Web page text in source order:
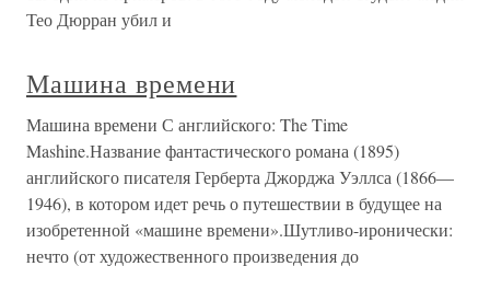
Тео Дюрран убил и
Машина времени
Машина времени С английского: The Time
Mashine.Название фантастического романа (1895)
английского писателя Герберта Джорджа Уэллса (1866—
1946), в котором идет речь о путешествии в будущее на
изобретенной «машине времени».Шутливо-иронически:
нечто (от художественного произведения до